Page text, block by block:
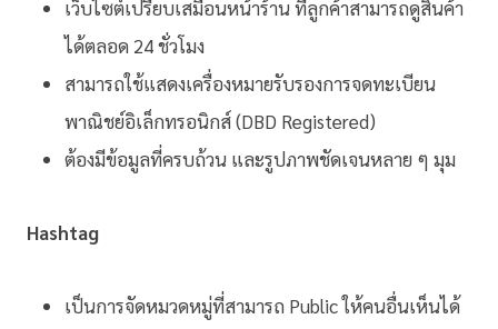
เว็บไซต์เปรียบเสมือนหน้าร้าน ที่ลูกค้าสามารถดูสินค้า
ได้ตลอด 24 ชั่วโมง
สามารถใช้แสดงเครื่องหมายรับรองการจดทะเบียน
พาณิชย์อิเล็กทรอนิกส์ (DBD Registered)
ต้องมีข้อมูลที่ครบถ้วน และรูปภาพชัดเจนหลาย ๆ มุม
Hashtag
เป็นการจัดหมวดหมู่ที่สามารถ Public ให้คนอื่นเห็นได้